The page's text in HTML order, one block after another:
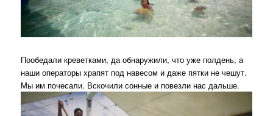
Пообедали креветками, да обнаружили, что уже полдень, а
наши операторы храпят под навесом и даже пятки не чешут.
Мы им почесали. Вскочили сонные и повезли нас дальше.